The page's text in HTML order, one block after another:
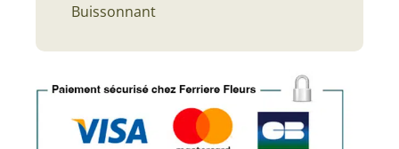
Buissonnant